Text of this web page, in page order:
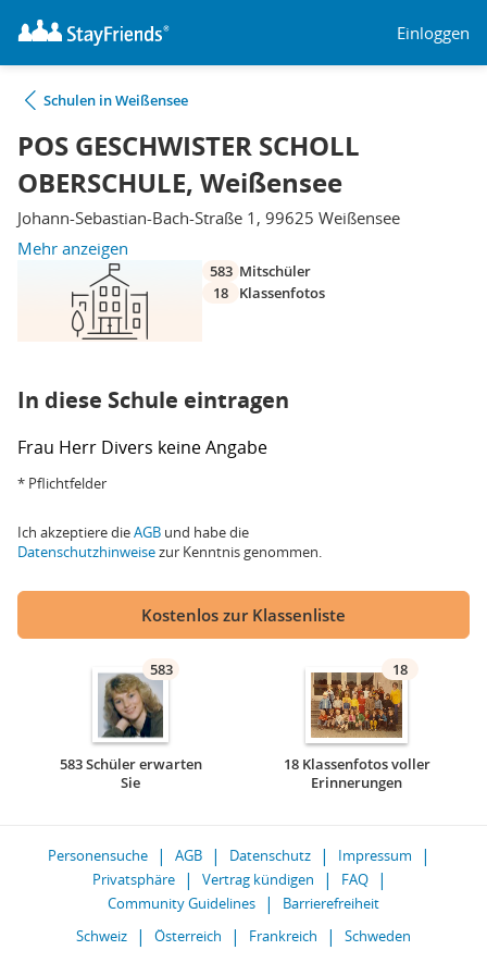
Einloggen
Schulen in Weißensee
POS GESCHWISTER SCHOLL
OBERSCHULE, Weißensee
Johann-Sebastian-Bach-Straße 1, 99625 Weißensee
Mehr anzeigen
583 Mitschüler
18
Klassenfotos
In diese Schule eintragen
Frau Herr Divers keine Angabe
* Pflichtfelder
Ich akzeptiere dieAGB und habe die
Datenschutzhinweisezur Kenntnis genommen.
Kostenlos zur Klassenliste
583
583 Schüler erwarten
Sie
18
18 Klassenfotos voller
Erinnerungen
Personensuche AGB Datenschutz
Impressum
Privatsphäre
Vertrag kündigen
FAQ
Community Guidelines
Barrierefreiheit
Schweiz
Österreich Frankreich Schweden